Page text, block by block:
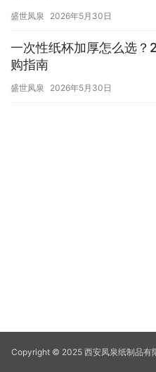
盛世凤泉 2026年5月30日
一次性纸杯加厚怎么选
购指南
盛世凤泉 2026年5月30日
Copyright © 2025 西安凤泉纸制品有